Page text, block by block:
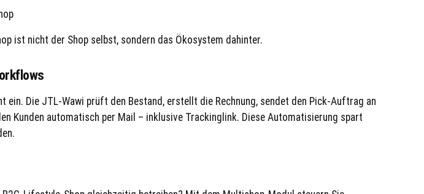
ist nicht der Shop selbst, sondern das Ökosystem dahinter.
ein. Die JTL-Wawi prüft den Bestand, erstellt die Rechnung, sendet den Pick-Auftrag an
Kunden automatisch per Mail – inklusive Trackinglink. Diese Automatisierung spart